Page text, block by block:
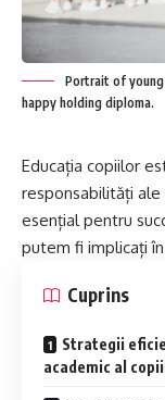
Portrait of young
happy holding diploma.
Educația copiilor
responsabilități
esențial pentru
putem fi implicați
Cuprins
Strategii
academic al